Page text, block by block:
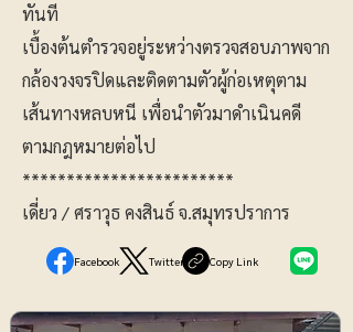
ทันที
เบื้องต้นตำรวจอยู่ระหว่างตรวจสอบภาพจาก
กล้องวงจรปิดและติดตามตัวผู้ก่อเหตุตาม
เส้นทางหลบหนี เพื่อนำตัวมาดำเนินคดี
ตามกฎหมายต่อไป
************************
เดี่ยว / ศราวุธ คงสินธ์ จ.สมุทรปราการ
Facebook Twitter Copy Link